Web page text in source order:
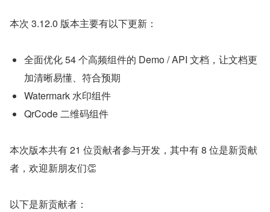
本次 3.12.0 版本主要有以下更新：
全面优化 54 个高频组件的 Demo / API 文档，让文档更
加清晰易懂、符合预期
Watermark 水印组件
QrCode 二维码组件
本次版本共有 21 位贡献者参与开发，其中有 8 位是新贡献
者，欢迎新朋友们👏
以下是新贡献者：